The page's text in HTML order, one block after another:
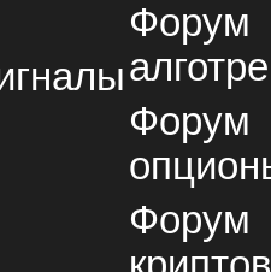
Форум
Форум
Форум